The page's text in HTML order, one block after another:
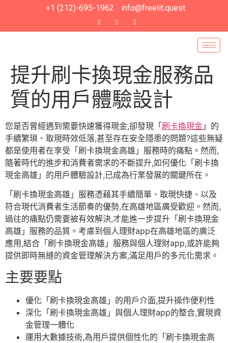
+1 (212)-695-1962 info@freelit.quest
提升刷卡換現金服務品
質的用戶體驗設計
您是否曾經遇到需要快速獲得現金,卻發現「 刷卡換現金 」的
手續繁瑣、取現時效低落,甚至存在安全隱患的問題?這些無疑
都是使用者在享受「刷卡換現金高雄」服務時的痛點。然而,
隨著時代的進步和消費者需求的不斷提升,如何優化「刷卡換
現金高雄」的用戶體驗設計,已成為行業發展的關鍵所在。
「刷卡換現金高雄」服務憑藉其手續簡單、取現快捷、以及
符合現代消費者生活節奏的優勢,在高雄地區廣受歡迎。然而,
過往的痛點仍需要被有效解決,才能進一步提升「刷卡換現金
高雄」服務的品質。考慮到個人理財app在高雄地區的廣泛
應用,結合「刷卡換現金高雄」服務與個人理財app,或許能夠
提供即時無縫的資金管理解決方案,滿足用戶的多元化需求。
主要要點
優化「刷卡換現金高雄」的用戶介面,提升操作便利性
深化「刷卡換現金高雄」與個人理財app的整合,實現資
金管理一體化
運用大數據技術,為用戶提供個性化的「刷卡換現金高